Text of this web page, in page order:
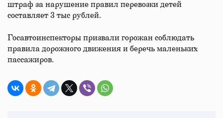
штраф за нарушение правил перевозки детей
составляет 3 тыс рублей.
Госавтоинспекторы призвали горожан соблюдать
правила дорожного движения и беречь маленьких
пассажиров.